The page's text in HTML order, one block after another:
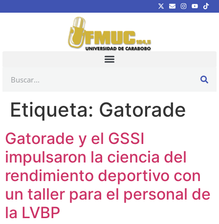
Etiqueta: Gatorade
Gatorade y el GSSI
impulsaron la ciencia del
rendimiento deportivo con
un taller para el personal de
la LVBP